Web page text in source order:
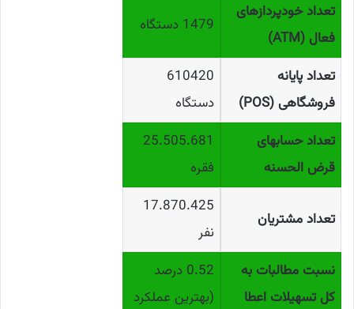
تعداد خودپردازهای
فعال (ATM)
1479 دستگاه
تعداد پایانه
فروشگاهی (POS)
610420
دستگاه
تعداد حسابهای
قرض الحسنه
25.505.681
فقره
تعداد مشتریان
17.870.425
نفر
نسبت مطالبات به
کل تسهیلات اعطا
0.52 درصد
(بهترین عملکرد